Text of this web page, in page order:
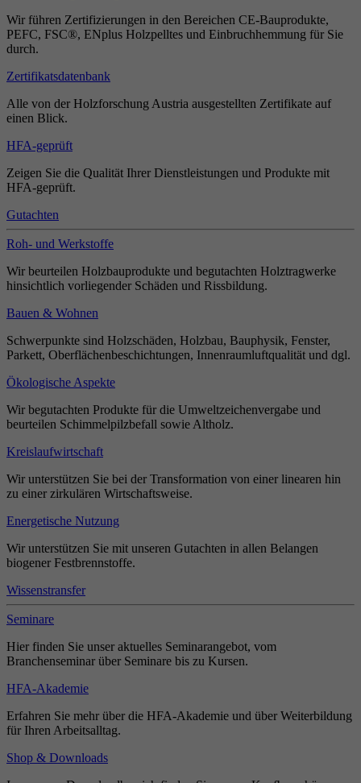
Wir führen Zertifizierungen in den Bereichen CE-Bauprodukte,
PEFC, FSC®, ENplus Holzpelltes und Einbruchhemmung für Sie
durch.
Zertifikatsdatenbank
Alle von der Holzforschung Austria ausgestellten Zertifikate auf
einen Blick.
HFA-geprüft
Zeigen Sie die Qualität Ihrer Dienstleistungen und Produkte mit
HFA-geprüft.
Gutachten
Roh- und Werkstoffe
Wir beurteilen Holzbauprodukte und begutachten Holztragwerke
hinsichtlich vorliegender Schäden und Rissbildung.
Bauen & Wohnen
Schwerpunkte sind Holzschäden, Holzbau, Bauphysik, Fenster,
Parkett, Oberflächenbeschichtungen, Innenraumluftqualität und dgl.
Ökologische Aspekte
Wir begutachten Produkte für die Umweltzeichenvergabe und
beurteilen Schimmelpilzbefall sowie Altholz.
Kreislaufwirtschaft
Wir unterstützen Sie bei der Transformation von einer linearen hin
zu einer zirkulären Wirtschaftsweise.
Energetische Nutzung
Wir unterstützen Sie mit unseren Gutachten in allen Belangen
biogener Festbrennstoffe.
Wissenstransfer
Seminare
Hier finden Sie unser aktuelles Seminarangebot, vom
Branchenseminar über Seminare bis zu Kursen.
HFA-Akademie
Erfahren Sie mehr über die HFA-Akademie und über Weiterbildung
für Ihren Arbeitsalltag.
Shop & Downloads